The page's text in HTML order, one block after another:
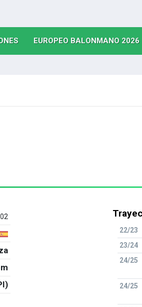
(CURRENT)
EUROPEO BALONMANO 2026
22/23
23/24
24/25
24/25